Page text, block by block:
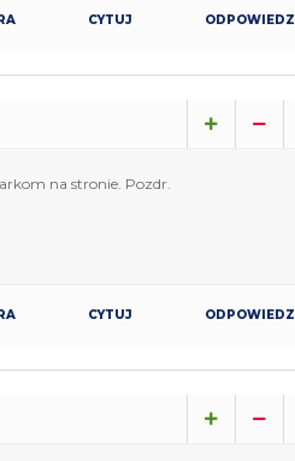
CYTUJ ODPOWIEDZ
na stronie. Pozdr.
CYTUJ ODPOWIEDZ